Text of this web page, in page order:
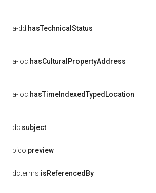
a-dd:hasTechnicalStatus
a-loc:hasCulturalPropertyAddress
a-loc:hasTimeIndexedTypedLocation
dc:subject
pico:preview
dcterms:isReferencedBy